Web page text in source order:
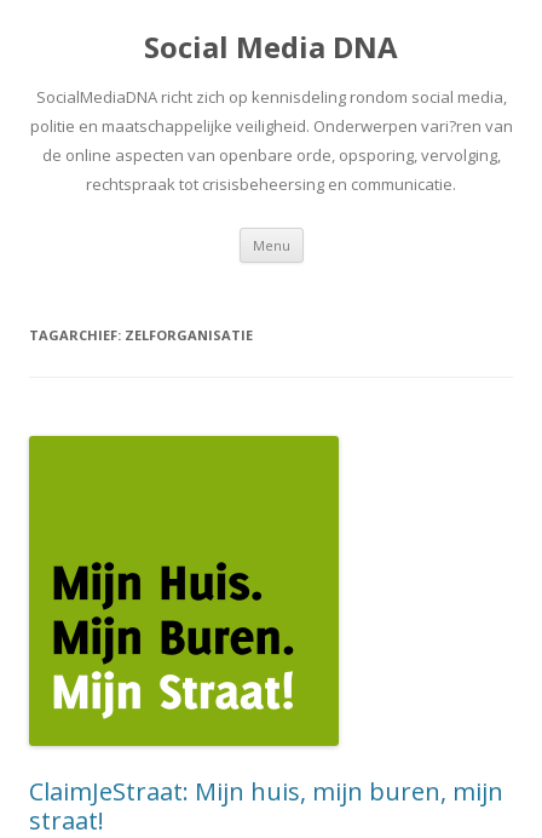
Social Media DNA
SocialMediaDNA richt zich op kennisdeling rondom social media,
politie en maatschappelijke veiligheid. Onderwerpen vari?ren van
de online aspecten van openbare orde, opsporing, vervolging,
rechtspraak tot crisisbeheersing en communicatie.
Menu Spring
inhoud
TAGARCHIEF: ZELFORGANISATIE
ClaimJeStraat: Mijn huis, mijn buren, mijn
straat!